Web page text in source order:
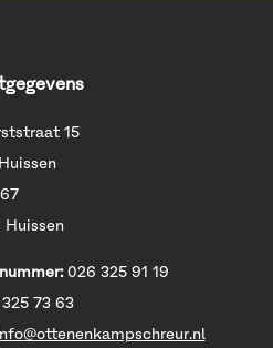
15
026 325 91 19
73 63